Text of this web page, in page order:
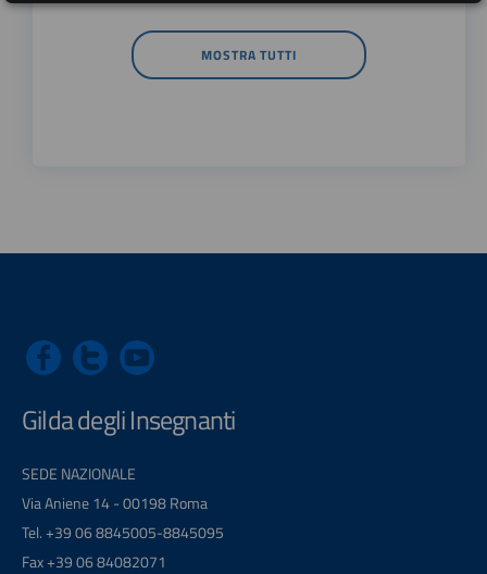
MOSTRA TUTTI
Gilda degli Insegnanti
SEDE NAZIONALE
Via Aniene 14 - 00198 Roma
Tel. +39 06 8845005-8845095
Fax +39 06 84082071